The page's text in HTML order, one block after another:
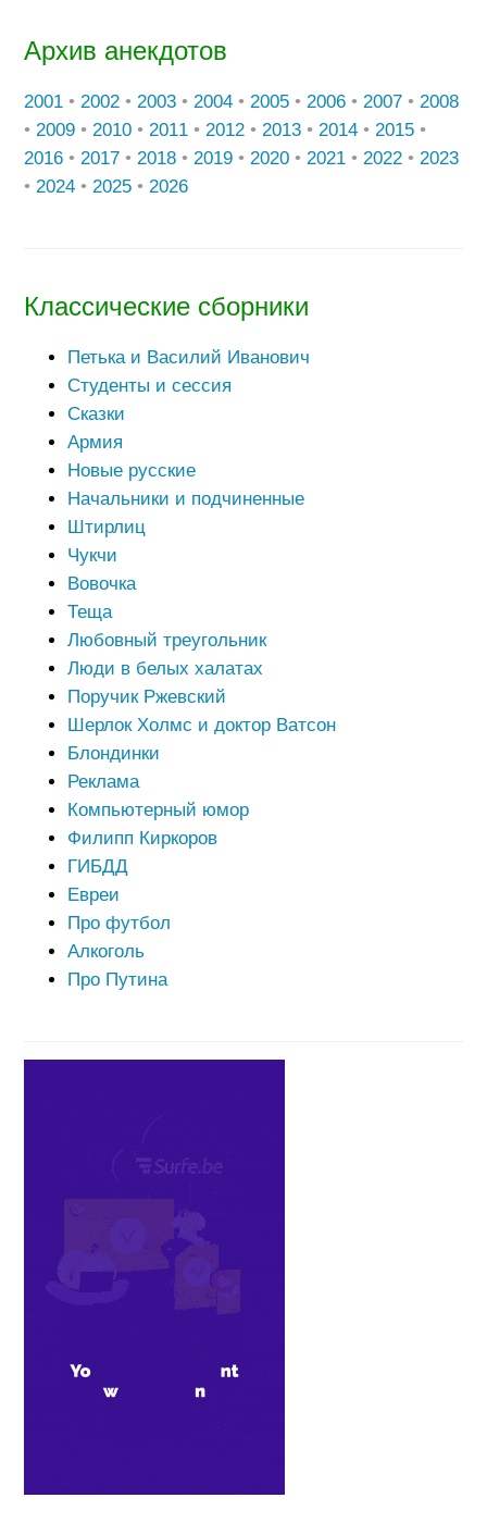
Архив анекдотов
2001 • 2002 • 2003 • 2004 • 2005 • 2006 • 2007 • 2008
• 2009 • 2010 • 2011 • 2012 • 2013 • 2014 • 2015 •
2016 • 2017 • 2018 • 2019 • 2020 • 2021 • 2022 • 2023
• 2024 • 2025 • 2026
Классические сборники
Петька и Василий Иванович
Студенты и сессия
Сказки
Армия
Новые русские
Начальники и подчиненные
Штирлиц
Чукчи
Вовочка
Теща
Любовный треугольник
Люди в белых халатах
Поручик Ржевский
Шерлок Холмс и доктор Ватсон
Блондинки
Реклама
Компьютерный юмор
Филипп Киркоров
ГИБДД
Евреи
Про футбол
Алкоголь
Про Путина